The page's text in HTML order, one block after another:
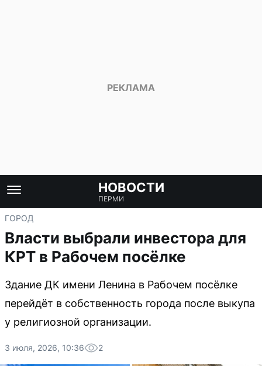
НОВОСТИ
ПЕРМИ
ГОРОД
Власти выбрали инвестора для
КРТ в Рабочем посёлке
Здание ДК имени Ленина в Рабочем посёлке
перейдёт в собственность города после выкупа
у религиозной организации.
3 июля, 2026, 10:36 2